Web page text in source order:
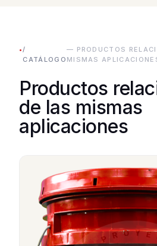
•/
CATÁLOGO
— PRODUCTOS
MISMAS
Productos
de las mismas
aplicaciones